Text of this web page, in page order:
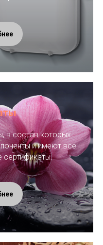
в состав которых
и имеют все
сертификаты.